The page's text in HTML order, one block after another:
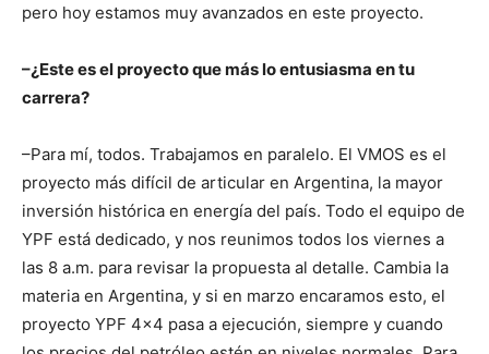
pero hoy estamos muy avanzados en este proyecto.
–¿Este es el proyecto que más lo entusiasma en tu
carrera?
–Para mí, todos. Trabajamos en paralelo. El VMOS es el
proyecto más difícil de articular en Argentina, la mayor
inversión histórica en energía del país. Todo el equipo de
YPF está dedicado, y nos reunimos todos los viernes a
las 8 a.m. para revisar la propuesta al detalle. Cambia la
materia en Argentina, y si en marzo encaramos esto, el
proyecto YPF 4×4 pasa a ejecución, siempre y cuando